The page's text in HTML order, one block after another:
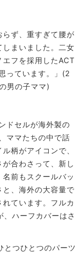
らず、重すぎて腰が
まいました。二女
フを採用したACT
っています。」(2
男の子ママ)
ドセルが海外製の
ママたちの中で話
柄がアイコンで、
合わさって、新し
前もスクールバッ
、海外の大容量で
ています。フルカ
ハーフカバーはさ
とつひとつのパーツ